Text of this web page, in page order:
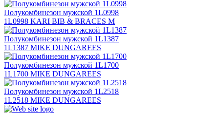
Полукомбинезон мужской 1L0998
1L0998 KARI BIB & BRACES M
Полукомбинезон мужской 1L1387
1L1387 MIKE DUNGAREES
Полукомбинезон мужской 1L1700
1L1700 MIKE DUNGAREES
Полукомбинезон мужской 1L2518
1L2518 MIKE DUNGAREES